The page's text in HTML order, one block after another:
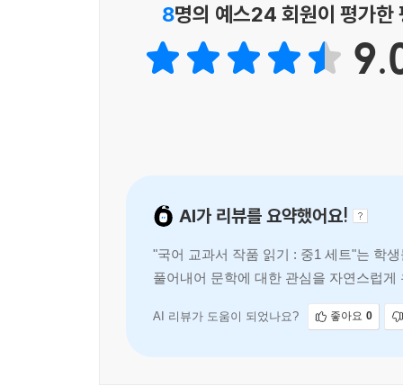
2022 개정 교육과정에 따라 2025년부터 중학교
시인과 현직 국어 교사들이 꼼꼼히 읽고 분석했
비문학 29편을 수록했다.
감상 길잡이를 달았다. 소설의 경우 개정 교육과
미디어와 매체, 생태와 기후 위기 등 주제별로 작
*‘국어 교과서 작품 읽기’ 최신 개정판 시리즈
8명의 예스24 회원이 평가한
AI가 리뷰를 요약했어요!
"국어 교과서 작품 읽기 : 중1 세트"는 학
풀어내어 문학에 대한 관심을 자연스럽
있는 독서를 시도할 수 있는 기회를 제공